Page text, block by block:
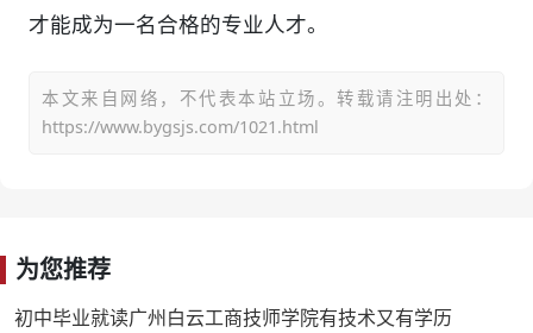
才能成为一名合格的专业人才。
本文来自网络，不代表本站立场。转载请注明出处：
https://www.bygsjs.com/1021.html
为您推荐
初中毕业就读广州白云工商技师学院有技术又有学历